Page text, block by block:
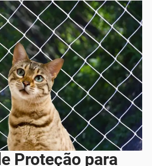
Proteção para